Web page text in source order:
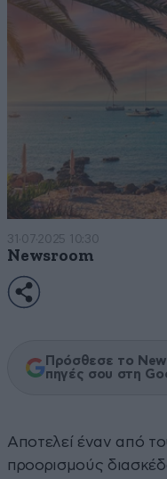
31·07·2025 10:30
Newsroom
Πρόσθεσε το
πηγές σου στη
Αποτελεί έναν από
προορισμούς